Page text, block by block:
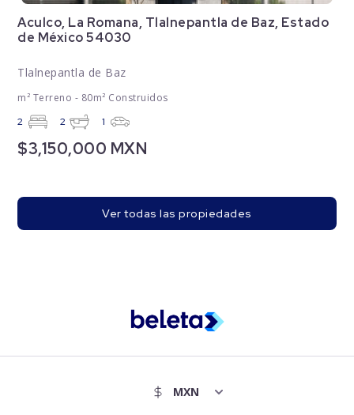
Aculco, La Romana, Tlalnepantla de Baz, Estado
de México 54030
Tlalnepantla de Baz
m² Terreno - 80m² Construidos
2 2 1
$3,150,000 MXN
Ver todas las propiedades